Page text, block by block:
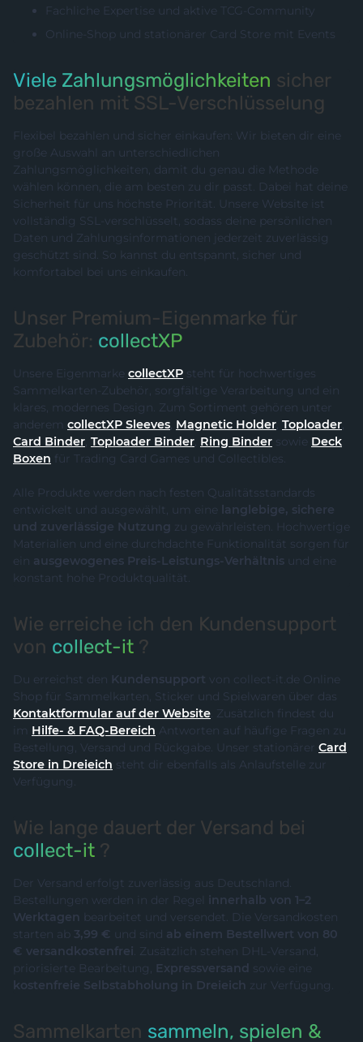
Fachliche Expertise und aktive TCG-Community
Online-Shop und stationärer Card Store mit Events
Viele Zahlungsmöglichkeiten sicher
bezahlen mit SSL-Verschlüsselung
Flexibel bezahlen und sicher einkaufen: Wir bieten dir eine
große Auswahl an unterschiedlichen
Zahlungsmöglichkeiten, damit du genau die Methode
wählen können, die am besten zu dir passt. Dabei hat deine
Sicherheit für uns höchste Priorität. Unsere Website ist
vollständig SSL-verschlüsselt, sodass deine persönlichen
Daten und Zahlungsinformationen jederzeit zuverlässig
geschützt sind. So kannst du entspannt, sicher und
komfortabel bei uns einkaufen.
Unser Premium-Eigenmarke für
Zubehör: collectXP
Unsere Eigenmarke collectXP steht für hochwertiges
Sammelkarten-Zubehör, sorgfältige Verarbeitung und ein
klares, modernes Design. Zum Sortiment gehören unter
anderem collectXP Sleeves, Magnetic Holder, Toploader,
Card Binder, Toploader Binder, Ring Binder sowie Deck
Boxen für Trading Card Games und Collectibles.
Alle Produkte werden nach festen Qualitätsstandards
entwickelt und ausgewählt, um eine langlebige, sichere
und zuverlässige Nutzung zu gewährleisten. Hochwertige
Materialien und eine durchdachte Funktionalität sorgen für
ein ausgewogenes Preis-Leistungs-Verhältnis und eine
konstant hohe Produktqualität.
Wie erreiche ich den Kundensupport
von collect-it ?
Du erreichst den Kundensupport von collect-it.de Online
Shop für Sammelkarten, Sticker und Spielwaren über das
Kontaktformular auf der Website. Zusätzlich findest du
im Hilfe- & FAQ-Bereich Antworten auf häufige Fragen zu
Bestellung, Versand und Rückgabe. Unser stationärer Card
Store in Dreieich steht dir ebenfalls als Anlaufstelle zur
Verfügung.
Wie lange dauert der Versand bei
collect-it ?
Der Versand erfolgt zuverlässig aus Deutschland.
Bestellungen werden in der Regel innerhalb von 1–2
Werktagen bearbeitet und versendet. Die Versandkosten
starten ab 3,99 € und sind ab einem Bestellwert von 80
€ versandkostenfrei. Zusätzlich stehen DHL-Versand,
priorisierte Bearbeitung, Expressversand sowie eine
kostenfreie Selbstabholung in Dreieich zur Verfügung.
Sammelkarten sammeln, spielen &